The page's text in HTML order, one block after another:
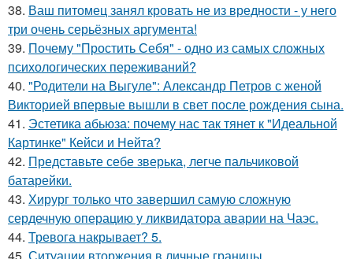
38. Ваш питомец занял кровать не из вредности - у него
три очень серьёзных аргумента!
39. Почему "Простить Себя" - одно из самых сложных
психологических переживаний?
40. "Родители на Выгуле": Александр Петров с женой
Викторией впервые вышли в свет после рождения сына.
41. Эстетика абьюза: почему нас так тянет к "Идеальной
Картинке" Кейси и Нейта?
42. Представьте себе зверька, легче пальчиковой
батарейки.
43. Хирург только что завершил самую сложную
сердечную операцию у ликвидатора аварии на Чаэс.
44. Тревога накрывает? 5.
45. Ситуации вторжения в личные границы.